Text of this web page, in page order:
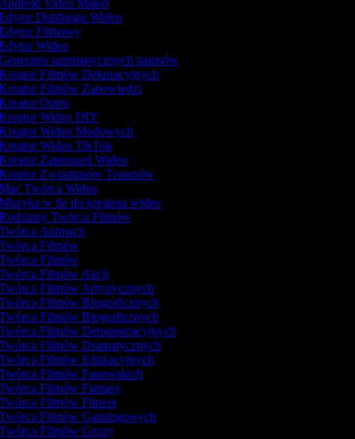
Video Maker
Dubbingu Wideo
Filmowy
Wideo
automatycznych napisów
Filmów Dekoracyjnych
Filmów Zapowiedzi
Outro
Wideo DIY
Wideo Modowych
Wideo TikTok
Zaproszeń Wideo
Zwiastunów Teaserów
Twórca Wideo
w tle do kreatora wideo
Twórca Filmów
Animacji
Filmów
Filmów
Filmów Akcji
Filmów Artystycznych
Filmów Biograficznych
Filmów Biograficznych
Filmów Demonstracyjnych
Filmów Dramatycznych
Filmów Edukacyjnych
Filmów Fanowskich
Filmów Fantasy
Filmów Fitness
Filmów Gamingowych
Filmów Grozy